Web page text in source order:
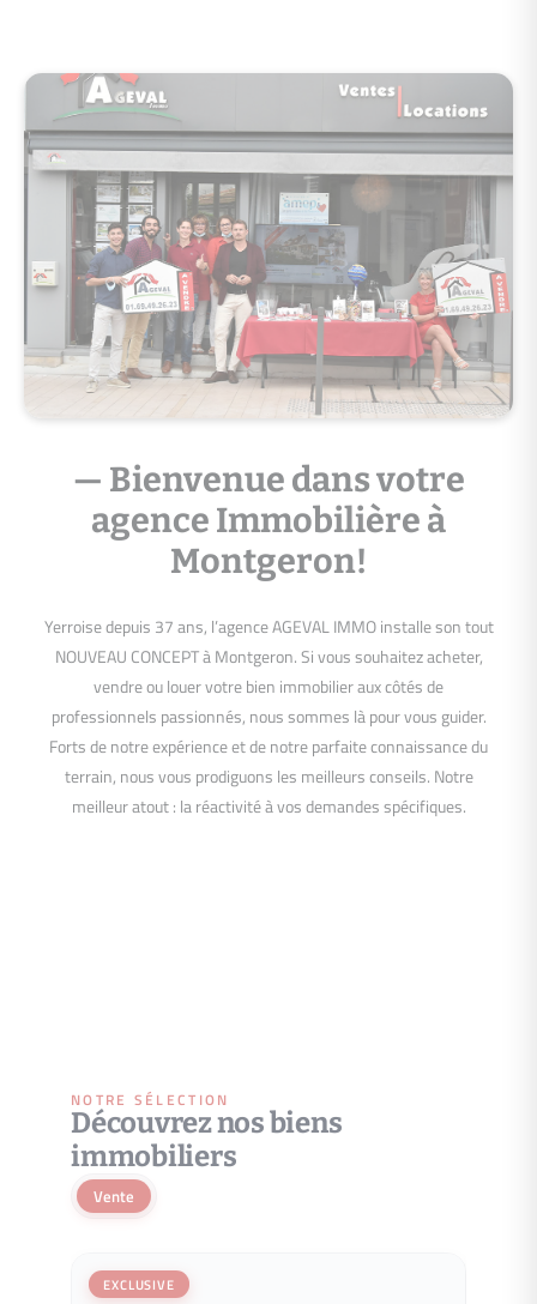
— Bienvenue dans votre
agence Immobilière à
Montgeron!
Yerroise depuis 37 ans, l’agence AGEVAL IMMO installe son tout
NOUVEAU CONCEPT à Montgeron. Si vous souhaitez acheter,
vendre ou louer votre bien immobilier aux côtés de
professionnels passionnés, nous sommes là pour vous guider.
Forts de notre expérience et de notre parfaite connaissance du
terrain, nous vous prodiguons les meilleurs conseils. Notre
meilleur atout : la réactivité à vos demandes spécifiques.
NOTRE SÉLECTION
Découvrez nos biens
immobiliers
Vente
EXCLUSIVE